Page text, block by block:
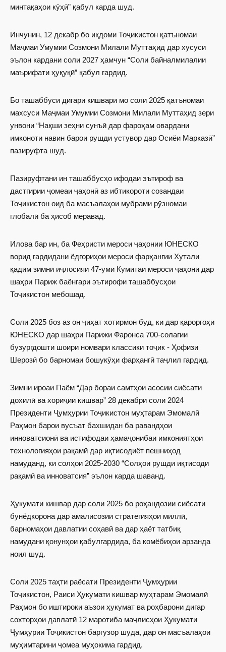
минтақаҳои кӯҳӣ” қабул карда шуд.
Инчунин, 12 декабр бо иқдоми Тоҷикистон қатъномаи
Маҷмаи Умумии Созмони Милали Муттаҳид дар хусуси
эълон кардани соли 2027 ҳамчун “Соли байналмилалии
маърифати ҳуқуқӣ” қабул гардид.
Бо ташаббуси дигари кишвари мо соли 2025 қатъномаи
махсуси Маҷмаи Умумии Созмони Милали Муттаҳид зери
унвони “Нақши зеҳни сунъӣ дар фароҳам овардани
имконоти навин барои рушди устувор дар Осиёи Марказӣ”
пазируфта шуд.
Пазируфтани ин ташаббусҳо ифодаи эътироф ва
дастгирии ҷомеаи ҷаҳонӣ аз ибтикороти созандаи
Тоҷикистон оид ба масъалаҳои мубрами рӯзномаи
глобалӣ ба ҳисоб меравад.
Илова бар ин, ба Феҳристи мероси ҷаҳонии ЮНЕСКО
ворид гардидани ёдгориҳои мероси фарҳангии Хутали
қадим зимни иҷлосияи 47-уми Кумитаи мероси ҷаҳонӣ дар
шаҳри Париж баёнгари эътирофи ташаббусҳои
Тоҷикистон мебошад.
Соли 2025 боз аз он ҷиҳат хотирмон буд, ки дар қароргоҳи
ЮНЕСКО дар шаҳри Парижи Фаронса 700-солагии
бузургдошти шоири номвари классики тоҷик - Ҳофизи
Шерозӣ бо барномаи бошукӯҳи фарҳангӣ таҷлил гардид.
Зимни ироаи Паём “Дар бораи самтҳои асосии сиёсати
дохилӣ ва хориҷии кишвар” 28 декабри соли 2024
Президенти Ҷумҳурии Тоҷикистон муҳтарам Эмомалӣ
Раҳмон барои вусъат бахшидан ба равандҳои
инноватсионӣ ва истифодаи ҳамаҷонибаи имкониятҳои
технологияҳои рақамӣ дар иқтисодиёт пешниҳод
намуданд, ки солҳои 2025-2030 “Солҳои рушди иқтисоди
рақамӣ ва инноватсия” эълон карда шаванд.
Ҳукумати кишвар дар соли 2025 бо роҳандозии сиёсати
бунёдкорона дар амалисозии стратегияҳои миллӣ,
барномаҳои давлатии соҳавӣ ва дар ҳаёт татбиқ
намудани қонунҳои қабулгардида, ба комёбиҳои арзанда
ноил шуд.
Соли 2025 таҳти раёсати Президенти Ҷумҳурии
Тоҷикистон, Раиси Ҳукумати кишвар муҳтарам Эмомалӣ
Раҳмон бо иштироки аъзои ҳукумат ва роҳбарони дигар
сохторҳои давлатӣ 12 маротиба маҷлисҳои Ҳукумати
Ҷумҳурии Тоҷикистон баргузор шуда, дар он масъалаҳои
муҳимтарини ҷомеа муҳокима гардид.